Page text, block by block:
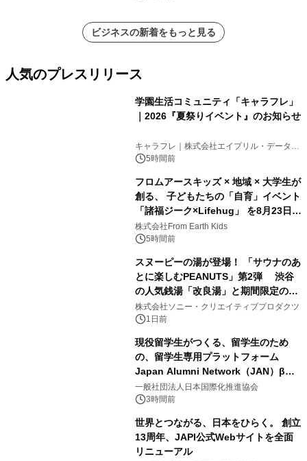
ビジネスの新着をもっと見る
人気のプレスリリース
学園生活コミュニティ「キャラフレ」
｜2026『夏祭りイベント』のお知らせ
キャラフレ｜株式会社エイプリル・データ・
デザインズ
5時間前
フロムアースキッズ × 地域 × 大学生が
創る、 子どもたちの「自育」イベント
「諸福ジーク×Lifehug」 を8月23日
(日)開催
株式会社From Earth Kids
5時間前
スヌーピーの湯が登場！ 「サウナのあ
とに楽しむPEANUTS」第2弾 渋谷
の人気銭湯「改良湯」と期間限定のコ
ラボレーション サウナイキタイコラ
ボグッズも発売決定！
株式会社ソニー・クリエイティブプロダクツ
1日前
現役留学生がつくる、留学生のため
の、留学生専用プラットフォーム
Japan Alumni Network（JAN）β版
をリリース
一般社団法人日本国際化推進協会
3時間前
世界とつながる、日本をひらく。 創立
13周年、JAPI公式Webサイトを全面
リニューアル